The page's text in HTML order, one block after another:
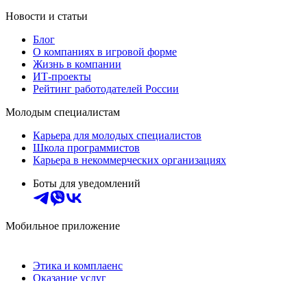
Новости и статьи
Блог
О компаниях в игровой форме
Жизнь в компании
ИТ-проекты
Рейтинг работодателей России
Молодым специалистам
Карьера для молодых специалистов
Школа программистов
Карьера в некоммерческих организациях
Боты для уведомлений
Мобильное приложение
Этика и комплаенс
Оказание услуг